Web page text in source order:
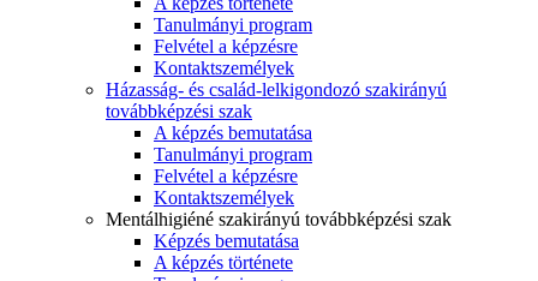
Tanulmányi program
Felvétel a képzésre
Kontaktszemélyek
Házasság- és család-lelkigondozó szakirányú
továbbképzési szak
A képzés bemutatása
Tanulmányi program
Felvétel a képzésre
Kontaktszemélyek
Mentálhigiéné szakirányú továbbképzési szak
Képzés bemutatása
A képzés története